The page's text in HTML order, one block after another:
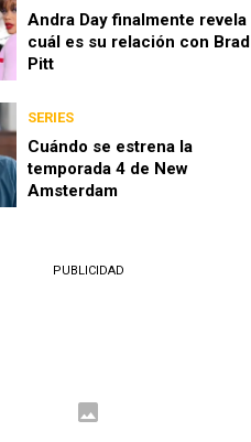
Andra Day finalmente revela
cuál es su relación con Brad
Pitt
SERIES
Cuándo se estrena la
temporada 4 de New
Amsterdam
PUBLICIDAD